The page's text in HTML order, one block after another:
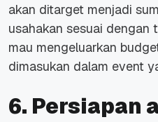
akan ditarget menjadi
usahakan sesuai dengan
mau mengeluarkan
dimasukan dalam event
6. Persiapan